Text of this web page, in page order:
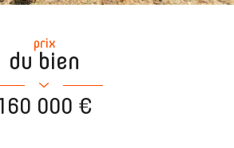
prix
du bien
160 000 €